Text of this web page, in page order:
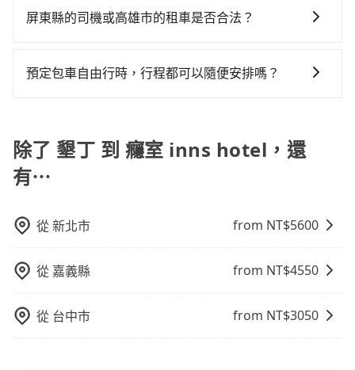
車或者要載其他乘客的人來說就有不小的風險。最後，
距離，在遇到下雨天或者載行李時，就顯得非常不便。
賣的現象，便有可能到了現場卻沒房可住的窘境，所以
煩，有些時候直接打電話問的價格可能比民宿訂房網來
相關法規。
專人回覆您。
屏東縣的司機或高雄市的租車是否合法？
車、私家車或野雞車在招攬生意，這不僅是違法可能被
風險。而tripool雇用的司機、使用的車輛以及配合的車
行，一定符合台灣法律規定，除了司機擁有合法的職業
駕駛執照以及良民證外，車輛一定投保最高300萬乘客
不是R或T開頭的車，就一定是違法。
預定包車自由行時，行程都可以隨便安排嗎？
您的需求安排的。
除了 墾丁 到 癮室 inns hotel，還
有⋯
從新北市 from NT$5600
從 嘉義縣 from NT$4550
從 台中市 from NT$3050